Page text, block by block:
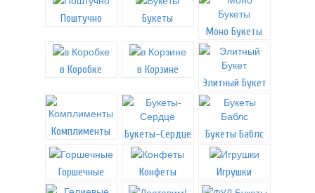
Поштучно
Букеты
Моно Букеты
в Коробке
в Корзине
Элитный Букет
Комплименты Букеты-Сердце Букеты Баблс
Горшечные Конфеты Игрушки